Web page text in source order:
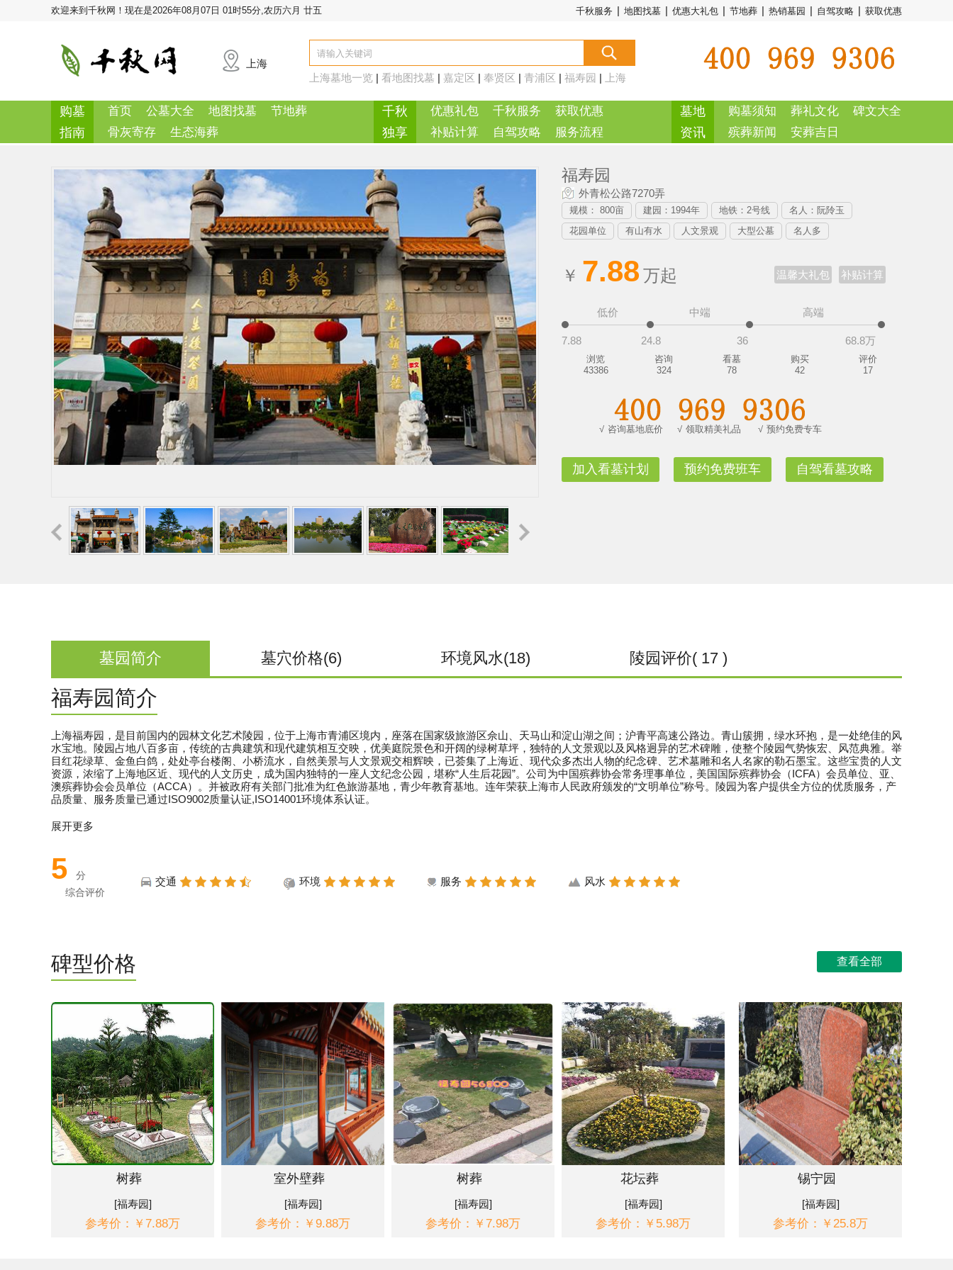
欢迎来到千秋网！ 现在是2026年08月07日 01时55分,农历六月 廿五 千秋服务 | 地图找墓 | 优惠大礼包 | 节地葬 | 热销墓园 | 自驾攻略 | 获取优惠
上海
上海墓地一览 | 看地图找墓 | 嘉定区 | 奉贤区 | 青浦区 | 福寿园 |
上海
购墓
指南
首页 公墓大全 地图找墓
节地葬
骨灰寄存
生态海葬
千秋
独享
优惠礼包 千秋服务
获取优惠
补贴计算
自驾攻略 服务流程
墓地
资讯
购墓须知 葬礼文化
碑文大全
殡葬新闻
安葬吉日
福寿园
外青松公路7270弄
规模： 800亩 建园：1994年 地铁：2号线
名人：阮阾玉
花园单位
有山有水 人文景观 大型公墓 名人多
￥ 7.88 万起 温馨大礼包 补贴计算
低价 中端 高端
7.88 24.8 36 68.8万
浏览
43386
咨询
324
看墓
78
购买
42
评价
17
√ 咨询墓地底价 √ 领取精美礼品 √ 预约免费专车
加入看墓计划 预约免费班车 自驾看墓攻略
墓园简介 墓穴价格(6) 环境风水(18) 陵园评价( 17 )
福寿园简介
上海福寿园，是目前国内的园林文化艺术陵园，位于上海市青浦区境内，座落在国家级旅游区佘山、天马山和淀山湖之间；沪青平高速公路边。青山簇拥，绿水环抱，是一处绝佳的风
水宝地。陵园占地八百多亩，传统的古典建筑和现代建筑相互交映，优美庭院景色和开阔的绿树草坪，独特的人文景观以及风格迥异的艺术碑雕，使整个陵园气势恢宏、风范典雅。举
目红花绿草、金鱼白鸽，处处亭台楼阁、小桥流水，自然美景与人文景观交相辉映，已荟集了上海近、现代众多杰出人物的纪念碑、艺术墓雕和名人名家的勒石墨宝。这些宝贵的人文
资源，浓缩了上海地区近、现代的人文历史，成为国内独特的一座人文纪念公园，堪称“人生后花园”。公司为中国殡葬协会常务理事单位，美国国际殡葬协会（ICFA）会员单位、亚、
澳殡葬协会会员单位（ACCA）。并被政府有关部门批准为红色旅游基地，青少年教育基地。连年荣获上海市人民政府颁发的“文明单位”称号。陵园为客户提供全方位的优质服务，产
品质量、服务质量已通过ISO9002质量认证,ISO14001环境体系认证。
展开更多
5
分
综合评价
交通 环境 服务 风水
碑型价格 查看全部
树葬
[福寿园]
参考价：￥7.88万
室外壁葬
[福寿园]
参考价：￥9.88万
树葬
[福寿园]
参考价：￥7.98万
花坛葬
[福寿园]
参考价：￥5.98万
锡宁园
[福寿园]
参考价：￥25.8万